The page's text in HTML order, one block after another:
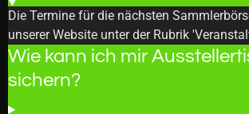
Die Termine für die nächsten
unserer Website unter der Rubrik
Wie kann ich mir
sichern?